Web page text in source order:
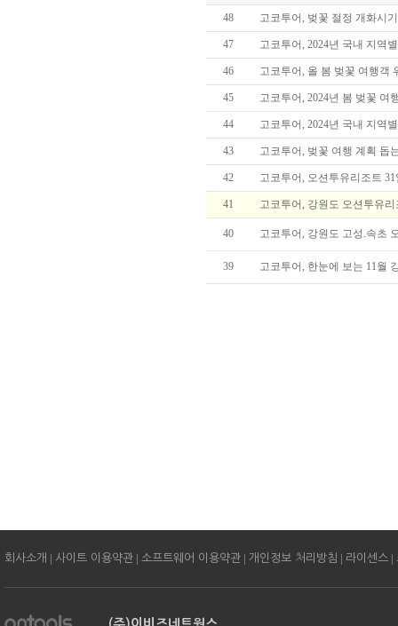
48 고코투어, 벚꽃 절정 개화시
47 고코투어, 2024년 국내 지역
46 고코투어, 올 봄 벚꽃 여행객
45 고코투어, 2024년 봄 벚꽃 여
44 고코투어, 2024년 국내 지역
43 고코투어, 벚꽃 여행 계획 돕
42 고코투어, 오션투유리조트
41 고코투어, 강원도 오션투유
40 고코투어, 강원도 고성.속초
39 고코투어, 한눈에 보는 11월
회사소개 | 사이트 이용약관 | 소프트웨어 이용약관 | 개인정보 처리방침 | 라이센스 |